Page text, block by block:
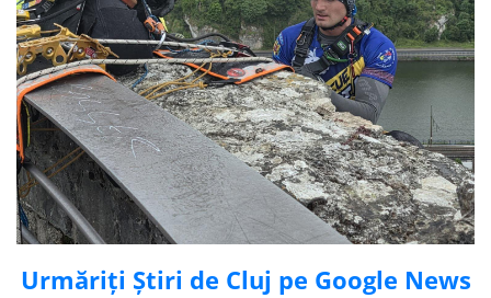
Urmăriți Știri de Cluj pe Google News